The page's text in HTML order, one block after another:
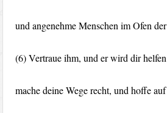
und angenehme Menschen im Ofen
(6) Vertraue ihm, und er wird dir
mache deine Wege recht, und hoffe